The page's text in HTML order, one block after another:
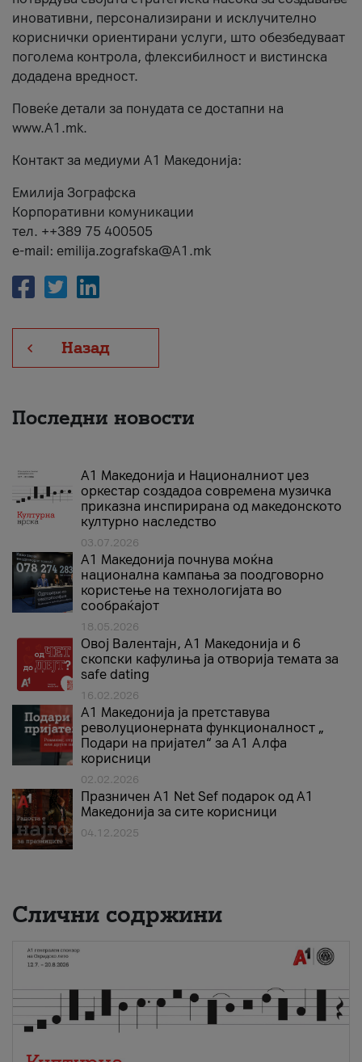
иновативни, персонализирани и исклучително
кориснички ориентирани услуги, што обезбедуваат
поголема контрола, флексибилност и вистинска
додадена вредност.
Повеќе детали за понудата се достапни на
www.А1.mk.
Контакт за медиуми А1 Македонија:
Емилија Зографска
Корпоративни комуникации
тел. ++389 75 400505
e-mail: emilija.zografska@A1.mk
Назад
Последни новости
А1 Македонија и Националниот џез
оркестар создадоа современа музичка
приказна инспирирана од македонското
културно наследство
03.07.2026
A1 Македонија почнува моќна
национална кампања за поодговорно
користење на технологијата во
сообраќајот
18.05.2026
Овој Валентајн, A1 Македонија и 6
скопски кафулиња ја отворија темата за
safe dating
16.02.2026
А1 Македонија ја претставува
револуционерната функционалност „
Подари на пријател“ за А1 Алфа
корисници
02.02.2026
Празничен A1 Net Sеf подарок од А1
Македонија за сите корисници
04.12.2025
Слични содржини